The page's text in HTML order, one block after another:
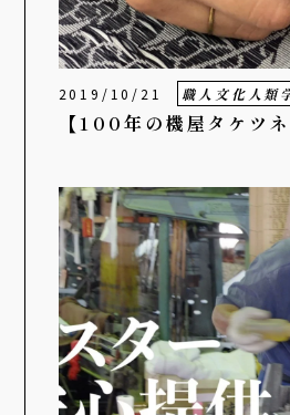
2019/10/21 職人文化人類
【100年の機屋タケツ